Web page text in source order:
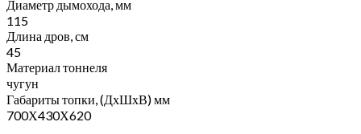
Диаметр дымохода, мм
115
Длина дров, см
45
Материал тоннеля
чугун
Габариты топки, (ДхШхВ) мм
700Х430Х620